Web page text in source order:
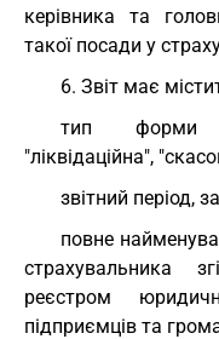
керівника та
такої посади у
6. Звіт має
тип форми
"ліквідаційна",
звітний період,
повне
страхувальника
реєстром
підприємців та